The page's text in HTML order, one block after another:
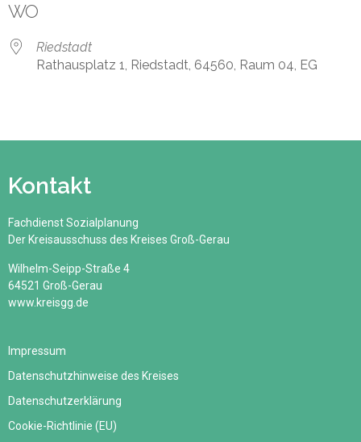
WO
Riedstadt
Rathausplatz 1, Riedstadt, 64560, Raum 04, EG
Kontakt
Fachdienst Sozialplanung
Der Kreisausschuss des Kreises Groß-Gerau
Wilhelm-Seipp-Straße 4
64521 Groß-Gerau
www.kreisgg.de
Impressum
Datenschutzhinweise des Kreises
Datenschutzerklärung
Cookie-Richtlinie (EU)